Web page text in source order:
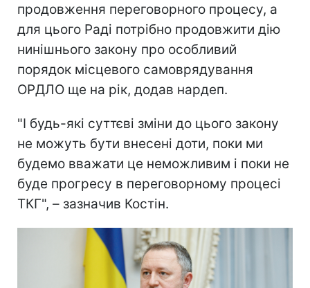
продовження переговорного процесу, а
для цього Раді потрібно продовжити дію
нинішнього закону про особливий
порядок місцевого самоврядування
ОРДЛО ще на рік, додав нардеп.
"І будь-які суттєві зміни до цього закону
не можуть бути внесені доти, поки ми
будемо вважати це неможливим і поки не
буде прогресу в переговорному процесі
ТКГ", – зазначив Костін.